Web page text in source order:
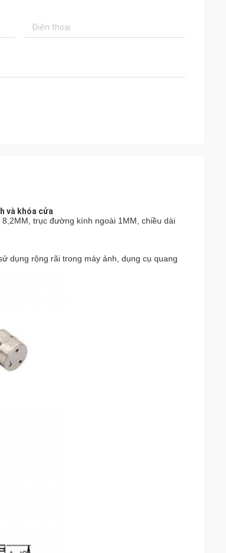
và khóa cửa
trục đường kính ngoài 1MM, chiều dài
dụng rộng rãi trong máy ảnh, dụng cụ quang